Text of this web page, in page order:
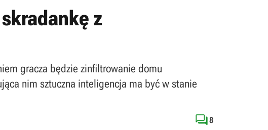
z
gracza będzie zinfiltrowanie domu
nim sztuczna inteligencja ma być w stanie
8